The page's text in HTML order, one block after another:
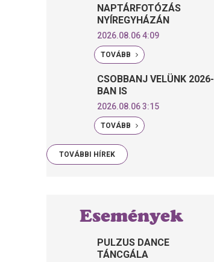
NAPTÁRFOTÓZÁS
NYÍREGYHÁZÁN
2026.08.06 4:09
TOVÁBB
CSOBBANJ VELÜNK 2026-
BAN IS
2026.08.06 3:15
TOVÁBB
TOVÁBBI HÍREK
Események
PULZUS DANCE
TÁNCGÁLA